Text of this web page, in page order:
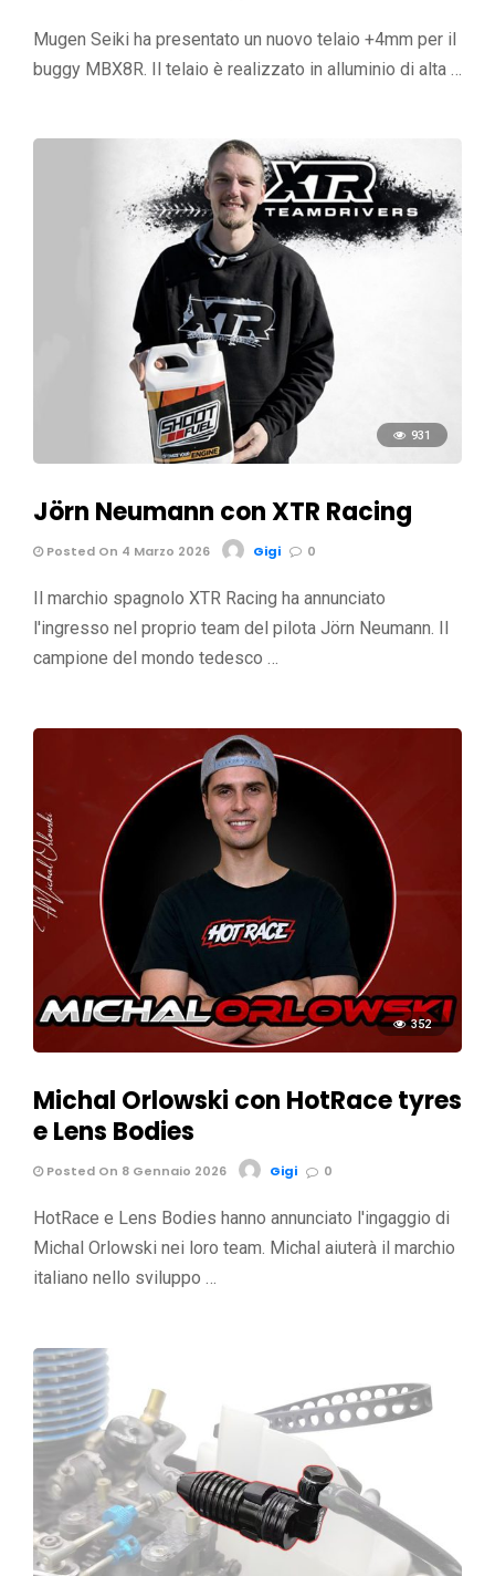
Mugen Seiki ha presentato un nuovo telaio +4mm per il
buggy MBX8R. Il telaio è realizzato in alluminio di alta …
931
Jörn Neumann con XTR Racing
Posted On 4 Marzo 2026 Gigi 0
Il marchio spagnolo XTR Racing ha annunciato
l'ingresso nel proprio team del pilota Jörn Neumann. Il
campione del mondo tedesco …
352
Michal Orlowski con HotRace tyres
e Lens Bodies
Posted On 8 Gennaio 2026 Gigi 0
HotRace e Lens Bodies hanno annunciato l'ingaggio di
Michal Orlowski nei loro team. Michal aiuterà il marchio
italiano nello sviluppo …